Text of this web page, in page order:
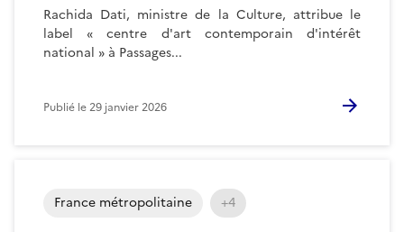
Rachida Dati, ministre de la Culture, attribue le
label « centre d'art contemporain d'intérêt
national » à Passages...
Publié le29 janvier 2026
France métropolitaine +4